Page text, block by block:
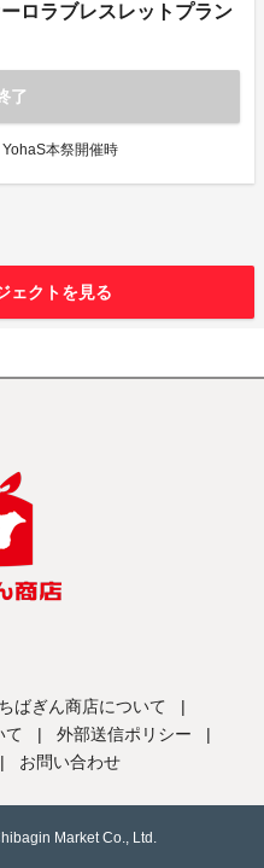
ロラブレスレットプラン
了
本祭開催時
ェクトを見る
ちばぎん商店について
|
て
| 外部送信ポリシー
|
| お問い合わせ
Market Co., Ltd.